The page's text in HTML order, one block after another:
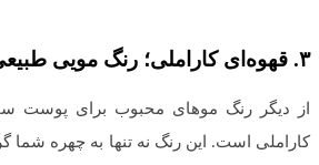
۳. قهوه‌ای کاراملی؛ رنگ مویی
از دیگر رنگ‌ موهای محبوب برای پوست
کاراملی است. این رنگ نه تنها به چهره شما